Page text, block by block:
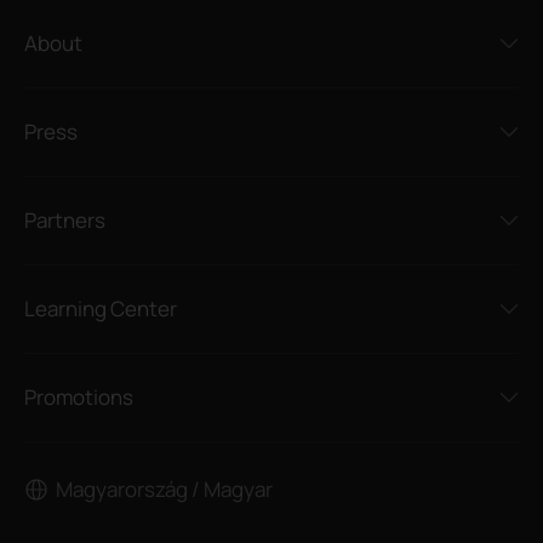
About
Press
Partners
Learning Center
Promotions
Magyarország / Magyar